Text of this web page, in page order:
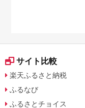
サイト比較
楽天ふるさと納税
ふるなび
ふるさとチョイス